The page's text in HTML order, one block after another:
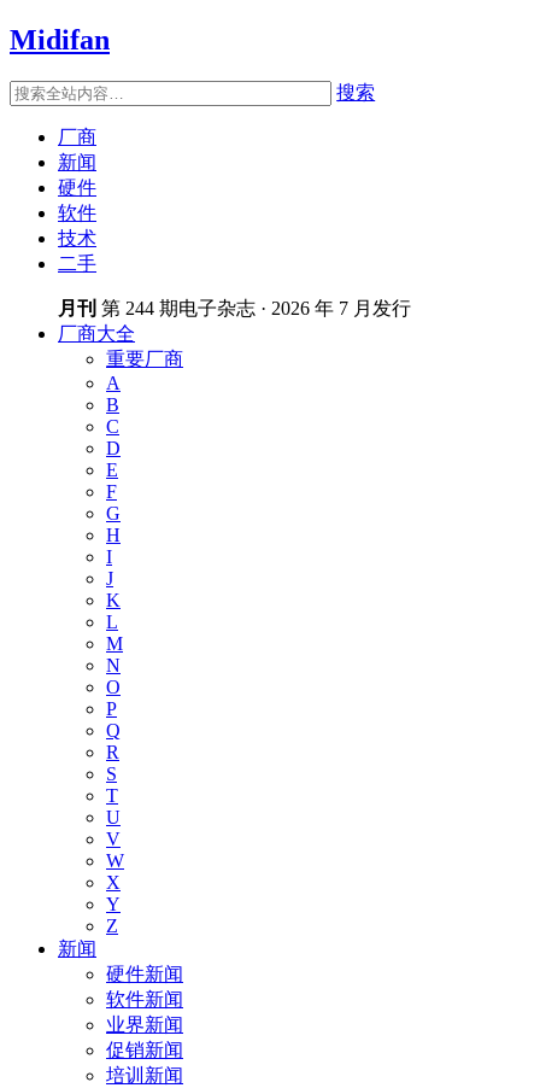
Midifan
搜索
厂商
新闻
硬件
软件
技术
二手
月刊 第 244 期电子杂志 · 2026 年 7 月发行
厂商大全
重要厂商
A
B
C
D
E
F
G
H
I
J
K
L
M
N
O
P
Q
R
S
T
U
V
W
X
Y
Z
新闻
硬件新闻
软件新闻
业界新闻
促销新闻
培训新闻